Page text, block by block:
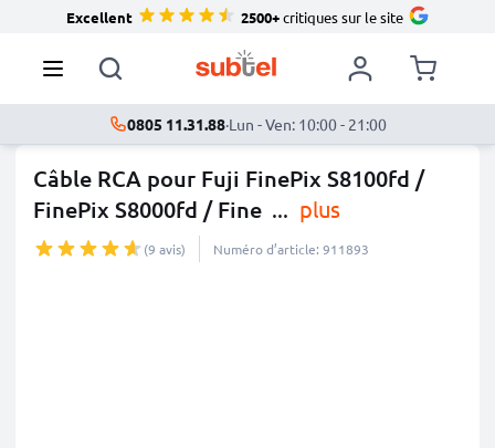
Excellent 2500+critiques sur le site
0805 11.31.88·Lun - Ven: 10:00 - 21:00
Câble RCA pour Fuji FinePix S8100fd /
FinePix S8000fd / Fine ... plus
(9 avis) Numéro d’article: 911893